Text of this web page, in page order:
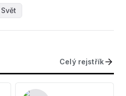
Svět
Celý rejstřík